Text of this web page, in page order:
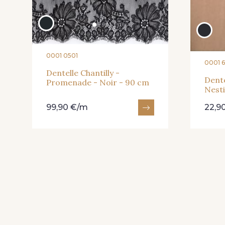
0001 0501
Dentelle Chantilly -
Promenade - Noir - 90 cm
99,90 €/m
0001